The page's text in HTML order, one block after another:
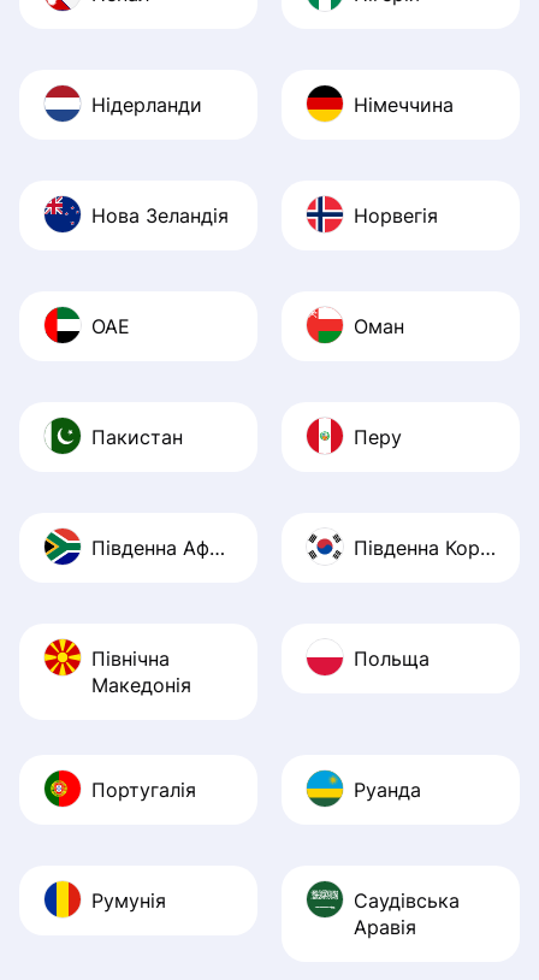
Нідерланди Німеччина
Нова Зеландія Норвегія
ОАЕ Оман
Пакистан Перу
Південна Африка Південна Корея
Північна
Македонія
Польща
Португалія Руанда
Румунія
Саудівська
Аравія